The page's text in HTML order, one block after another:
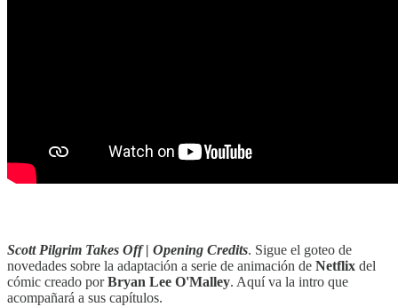
Scott Pilgrim Takes Off | Opening Credits. Sigue el goteo de
novedades sobre la adaptación a serie de animación de Netflix del
cómic creado porBryan Lee O'Malley. Aquí va la intro que
acompañará a sus capítulos.